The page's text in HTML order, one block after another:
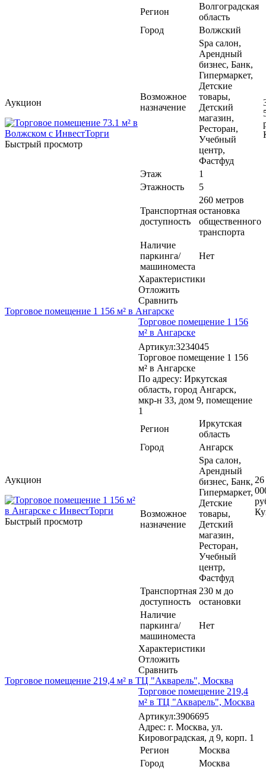
Аукцион
Быстрый просмотр
Регион
Волгоградская
область
Город
Волжский
Возможное
назначение
Spa салон,
Арендный
бизнес, Банк,
Гипермаркет,
Детские
товары,
Детский
магазин,
Ресторан,
Учебный
центр,
Фастфуд
Этаж
1
Этажность
5
Транспортная
доступность
260 метров
остановка
общественного
транспорта
Наличие
паркинга/
машиноместа
Нет
Характеристики
Отложить
Сравнить
Торговое помещение 1 156 м² в Ангарске
Аукцион
Быстрый просмотр
Торговое помещение 1 156
м² в Ангарске
Артикул:3234045
Торговое помещение 1 156
м² в Ангарске
По адресу: Иркутская
область, город Ангарск,
мкр-н 33, дом 9, помещение
1
Регион
Иркутская
область
Город
Ангарск
Возможное
назначение
Spa салон,
Арендный
бизнес, Банк,
Гипермаркет,
Детские
товары,
Детский
магазин,
Ресторан,
Учебный
центр,
Фастфуд
Транспортная
доступность
230 м до
остановки
Наличие
паркинга/
машиноместа
Нет
Характеристики
Отложить
Сравнить
Торговое помещение 219,4 м² в ТЦ "Акварель", Москва
Торговое помещение 219,4
м² в ТЦ "Акварель", Москва
Артикул:3906695
Адрес: г. Москва, ул.
Кировоградская, д 9, корп. 1
Регион
Москва
Город
Москва